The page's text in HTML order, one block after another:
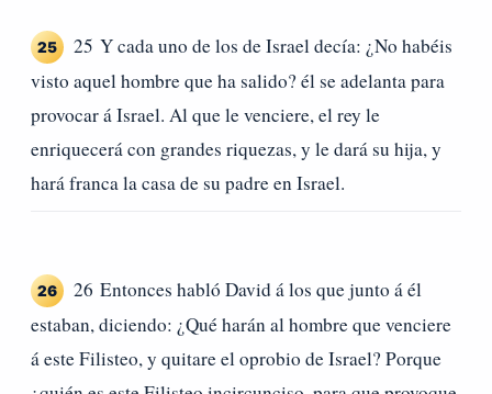
25
25 Y cada uno de los de Israel decía: ¿No habéis
visto aquel hombre que ha salido? él se adelanta para
provocar á Israel. Al que le venciere, el rey le
enriquecerá con grandes riquezas, y le dará su hija, y
hará franca la casa de su padre en Israel.
26
26 Entonces habló David á los que junto á él
estaban, diciendo: ¿Qué harán al hombre que venciere
á este Filisteo, y quitare el oprobio de Israel? Porque